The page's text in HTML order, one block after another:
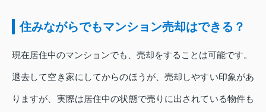
住みながらでもマンション売却はできる？
現在居住中のマンションでも、売却をすることは可能です。
退去して空き家にしてからのほうが、売却しやすい印象があ
りますが、実際は居住中の状態で売りに出されている物件も